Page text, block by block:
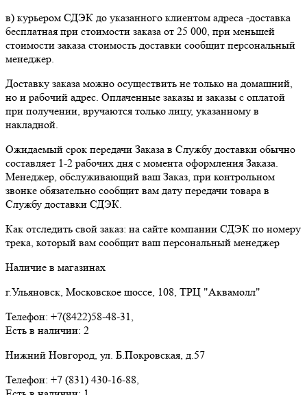
в) курьером СДЭК до указанного клиентом адреса -доставка
бесплатная при стоимости заказа от 25 000, при меньшей
стоимости заказа стоимость доставки сообщит персональный
менеджер.
Доставку заказа можно осуществить не только на домашний,
но и рабочий адрес. Оплаченные заказы и заказы с оплатой
при получении, вручаются только лицу, указанному в
накладной.
Ожидаемый срок передачи Заказа в Службу доставки обычно
составляет 1-2 рабочих дня с момента оформления Заказа.
Менеджер, обслуживающий ваш Заказ, при контрольном
звонке обязательно сообщит вам дату передачи товара в
Службу доставки СДЭК.
Как отследить свой заказ: на сайте компании СДЭК по номеру
трека, который вам сообщит ваш персональный менеджер
Наличие в магазинах
г.Ульяновск, Московское шоссе, 108, ТРЦ "Аквамолл"
Телефон: +7(8422)58-48-31,
Есть в наличии: 2
Нижний Новгород, ул. Б.Покровская, д.57
Телефон: +7 (831) 430-16-88,